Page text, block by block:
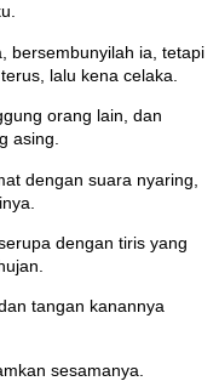
bersembunyilah ia, tetapi
lalu kena celaka.
orang lain, dan
asing.
dengan suara nyaring,
dengan tiris yang
tangan kanannya
sesamanya.